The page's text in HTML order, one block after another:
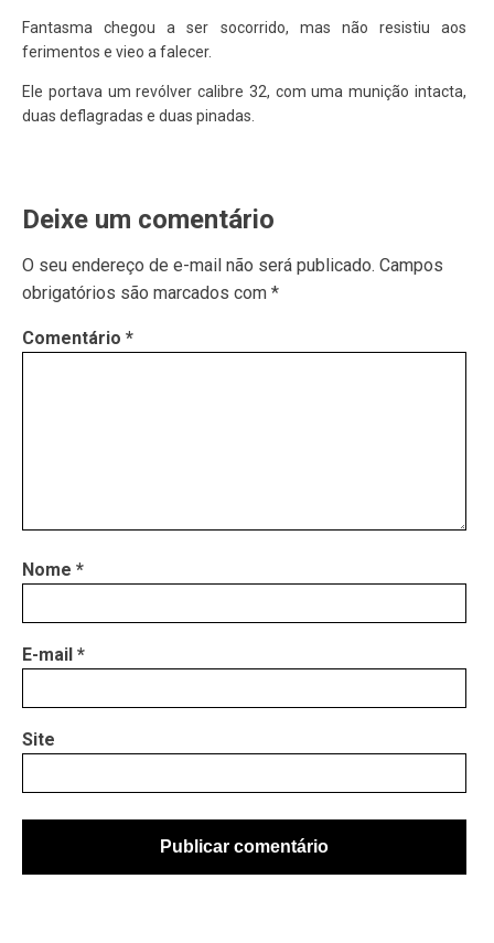
Fantasma chegou a ser socorrido, mas não resistiu aos
ferimentos e vieo a falecer.
Ele portava um revólver calibre 32, com uma munição intacta,
duas deflagradas e duas pinadas.
Deixe um comentário
O seu endereço de e-mail não será publicado. Campos
obrigatórios são marcados com *
Comentário *
Nome *
E-mail *
Site